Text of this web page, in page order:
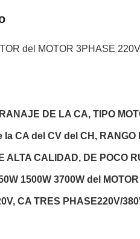
del MOTOR 3PHASE
DE LA CA, TIPO
CA del CV del CH, RANGO
ALTA CALIDAD, DE POCO
1500W 3700W del MOTOR
CA TRES PHASE220V/